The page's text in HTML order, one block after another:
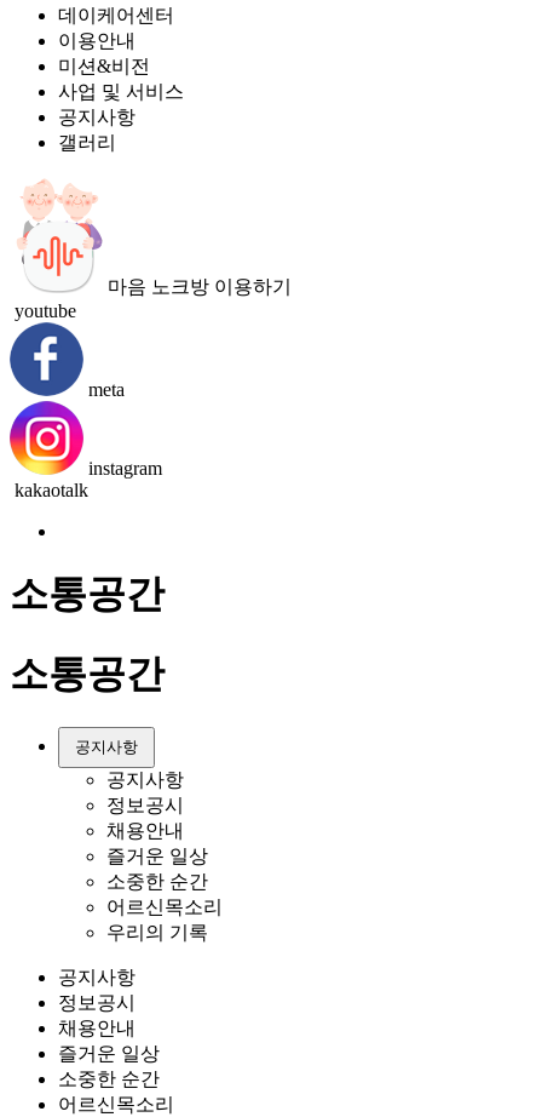
데이케어센터
이용안내
미션&비전
사업 및 서비스
공지사항
갤러리
마음 노크방 이용하기
youtube
meta
instagram
kakaotalk
소통공간
소통공간
공지사항
공지사항
정보공시
채용안내
즐거운 일상
소중한 순간
어르신목소리
우리의 기록
공지사항
정보공시
채용안내
즐거운 일상
소중한 순간
어르신목소리